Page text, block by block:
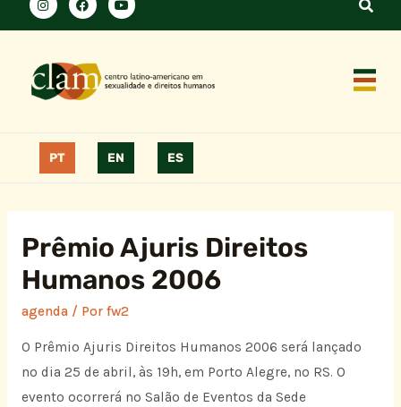
PT EN ES
Prêmio Ajuris Direitos
Humanos 2006
agenda/ Por fw2
O Prêmio Ajuris Direitos Humanos 2006 será lançado
no dia 25 de abril, às 19h, em Porto Alegre, no RS. O
evento ocorrerá no Salão de Eventos da Sede